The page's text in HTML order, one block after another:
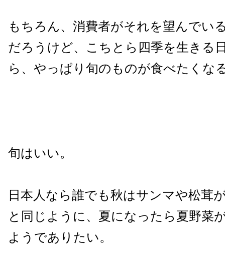
もちろん、消費者がそれを望んでい
だろうけど、こちとら四季を生きる
ら、やっぱり旬のものが食べたくな
旬はいい。
日本人なら誰でも秋はサンマや松茸
と同じように、夏になったら夏野菜
ようでありたい。